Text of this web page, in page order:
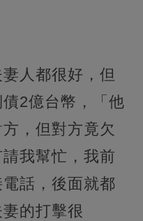
人都很好，但
2億台幣，「他
，但對方竟欠
我幫忙，我前
話，後面就都
的打擊很